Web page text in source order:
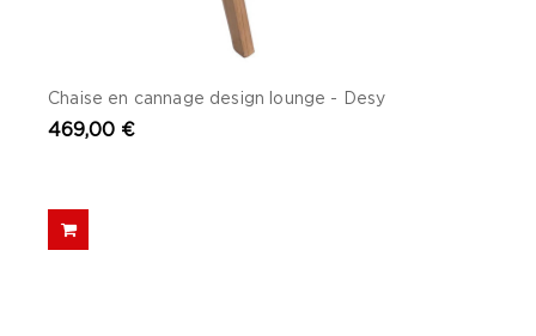
Chaise en cannage design lounge - Desy
469,00 €